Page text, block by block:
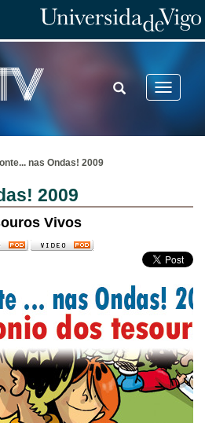
Toggle
TOGGLE
SEARCH
nas Ondas! 2009
2009
Vivos